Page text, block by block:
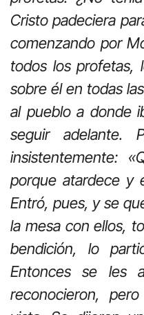
Cristo padeciera
comenzando por
todos los profetas,
sobre él en todas
al pueblo a donde
seguir adelante.
insistentemente:
porque atardece y
Entró, pues, y se
la mesa con ellos,
bendición, lo
Entonces se les
reconocieron,